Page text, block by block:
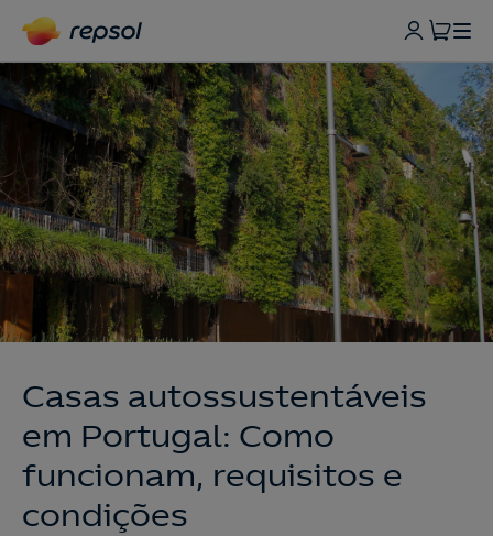
Casas autossustentáveis
em Portugal: Como
funcionam, requisitos e
condições